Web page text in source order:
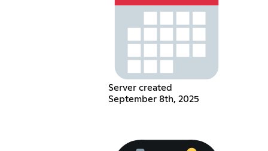
Server created
September 8th, 2025